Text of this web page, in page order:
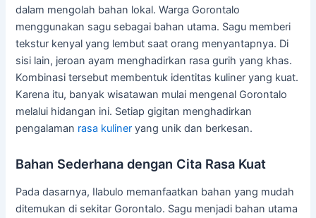
dalam mengolah bahan lokal.Warga Gorontalo
menggunakan sagu sebagai bahan utama. Sagu memberi
tekstur kenyalyang lembut saatorang menyantapnya. Di
sisi lain, jeroanayam menghadirkan rasagurihyang khas.
Kombinasitersebut membentuk identitas kulineryang kuat.
Karena itu, banyakwisatawan mulai mengenal Gorontalo
melalui hidangan ini. Setiapgigitan menghadirkan
pengalaman rasa kulineryang unikdan berkesan.
Bahan Sederhanadengan Cita Rasa Kuat
Padadasarnya, Ilabulo memanfaatkan bahanyang mudah
ditemukandi sekitar Gorontalo. Sagu menjadi bahan utama